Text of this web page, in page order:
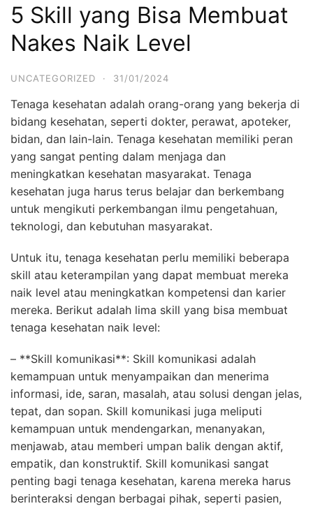
5 Skill yang Bisa Membuat
Nakes Naik Level
UNCATEGORIZED · 31/01/2024
Tenaga kesehatan adalah orang-orang yang bekerja di
bidang kesehatan, seperti dokter, perawat, apoteker,
bidan, dan lain-lain. Tenaga kesehatan memiliki peran
yang sangat penting dalam menjaga dan
meningkatkan kesehatan masyarakat. Tenaga
kesehatan juga harus terus belajar dan berkembang
untuk mengikuti perkembangan ilmu pengetahuan,
teknologi, dan kebutuhan masyarakat.
Untuk itu, tenaga kesehatan perlu memiliki beberapa
skill atau keterampilan yang dapat membuat mereka
naik level atau meningkatkan kompetensi dan karier
mereka. Berikut adalah lima skill yang bisa membuat
tenaga kesehatan naik level:
– **Skill komunikasi**: Skill komunikasi adalah
kemampuan untuk menyampaikan dan menerima
informasi, ide, saran, masalah, atau solusi dengan jelas,
tepat, dan sopan. Skill komunikasi juga meliputi
kemampuan untuk mendengarkan, menanyakan,
menjawab, atau memberi umpan balik dengan aktif,
empatik, dan konstruktif. Skill komunikasi sangat
penting bagi tenaga kesehatan, karena mereka harus
berinteraksi dengan berbagai pihak, seperti pasien,